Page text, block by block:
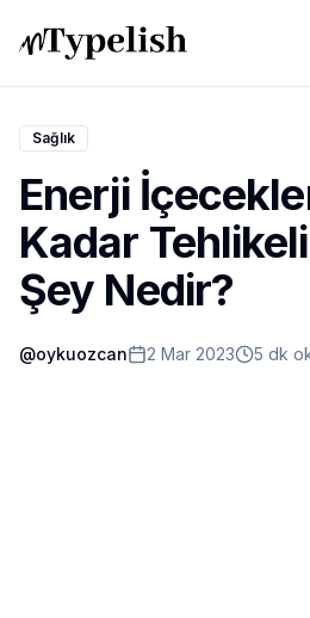
Dünya
Film ve Dizi
Kültür ve Sanat
Sağlık
Sağlık
Enerji
Kadar
Şey Nedir?
@oykuozcan 2 Mar 2023 5 dk